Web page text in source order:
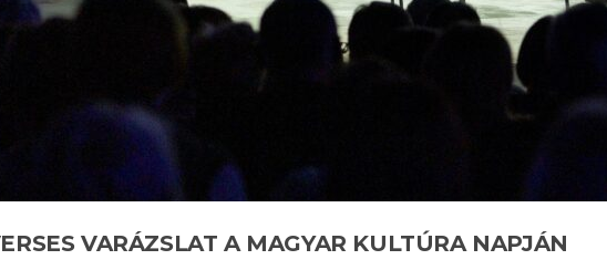
VARÁZSLAT A MAGYAR KULTÚRA NAPJÁN